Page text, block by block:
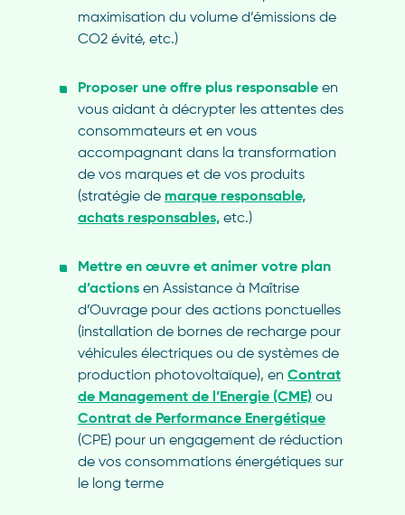
maximisation du volume d’émissions de
CO2évité, etc.)
Proposer une offre plus responsable en
vous aidant à décrypter les attentes des
consommateurs et en vous
accompagnant dans la transformation
de vos marques et de vos produits
(stratégie de marque responsable,
achats responsables,etc.)
Mettre en œuvre et animer votre plan
d’actionsen Assistance à Maîtrise
d’Ouvrage pour des actions ponctuelles
(installation de bornes de recharge pour
véhicules électriques ou de systèmes de
production photovoltaïque), en Contrat
de Management de l’Energie (CME) ou
Contrat de Performance Energétique
(CPE) pour un engagement de réduction
de vos consommations énergétiques sur
le long terme